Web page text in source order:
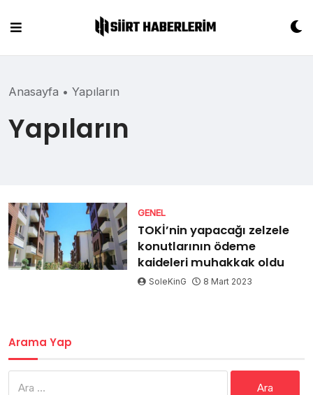
content
Anasayfa • Yapıların
Yapıların
GENEL
TOKİ’nin yapacağı zelzele
konutlarının ödeme
kaideleri muhakkak oldu
SoleKinG 8 Mart 2023
Arama Yap